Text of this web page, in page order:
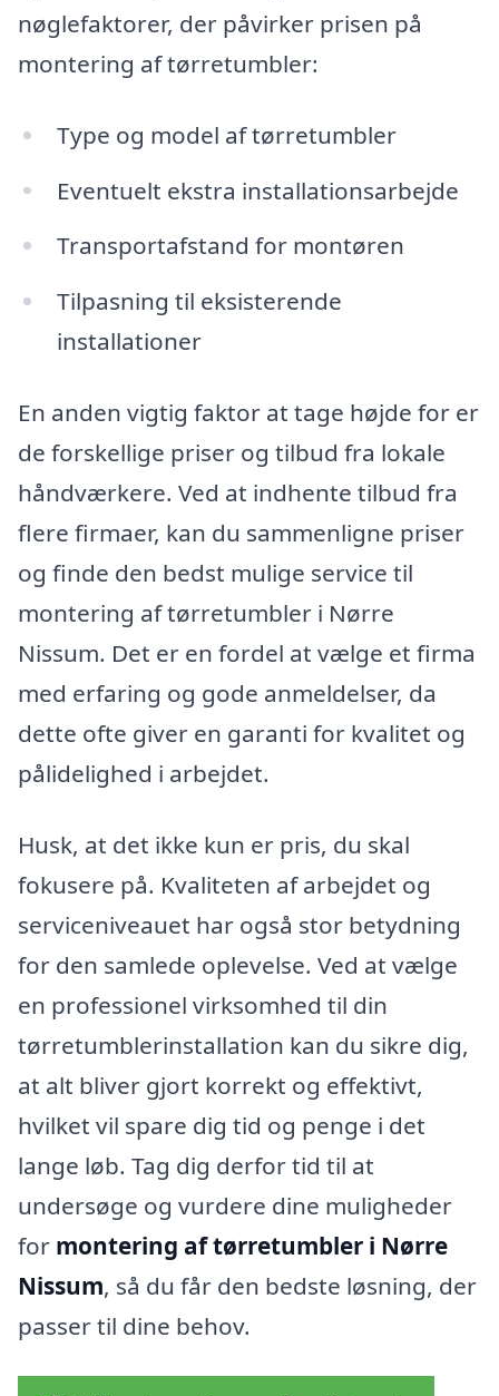
nøglefaktorer, der påvirker prisen på
montering af tørretumbler:
Type og model af tørretumbler
Eventuelt ekstra installationsarbejde
Transportafstand for montøren
Tilpasning til eksisterende
installationer
En anden vigtig faktor at tage højde for er
de forskellige priser og tilbud fra lokale
håndværkere. Ved at indhente tilbud fra
flere firmaer, kan du sammenligne priser
og finde den bedst mulige service til
montering af tørretumbler i Nørre
Nissum. Det er en fordel at vælge et firma
med erfaring og gode anmeldelser, da
dette ofte giver en garanti for kvalitet og
pålidelighed i arbejdet.
Husk, at det ikke kun er pris, du skal
fokusere på. Kvaliteten af arbejdet og
serviceniveauet har også stor betydning
for den samlede oplevelse. Ved at vælge
en professionel virksomhed til din
tørretumblerinstallation kan du sikre dig,
at alt bliver gjort korrekt og effektivt,
hvilket vil spare dig tid og penge i det
lange løb. Tag dig derfor tid til at
undersøge og vurdere dine muligheder
for montering af tørretumbler i Nørre
Nissum, så du får den bedste løsning, der
passer til dine behov.